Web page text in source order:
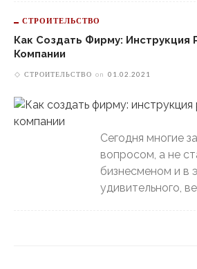
СТРОИТЕЛЬСТВО
Как Создать Фирму: Инструкция
Компании
СТРОИТЕЛЬСТВО on 01.02.2021
Сегодня многие
вопросом, а не
бизнесменом и в
удивительного,